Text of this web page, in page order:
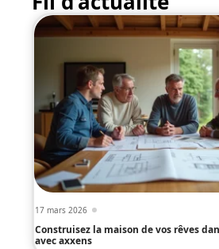
17 mars 2026
Construisez la maison de vos rêves
avec axxens